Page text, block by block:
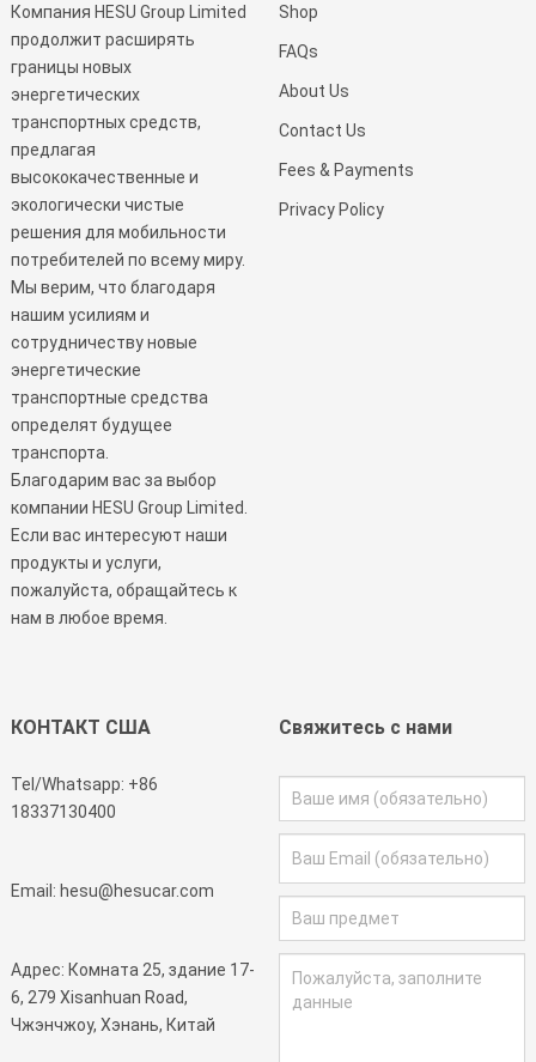
Компания HESU Group Limited
продолжит расширять
границы новых
энергетических
транспортных средств,
предлагая
высококачественные и
экологически чистые
решения для мобильности
потребителей по всему миру.
Мы верим, что благодаря
нашим усилиям и
сотрудничеству новые
энергетические
транспортные средства
определят будущее
транспорта.
Благодарим вас за выбор
компании HESU Group Limited.
Если вас интересуют наши
продукты и услуги,
пожалуйста, обращайтесь к
нам в любое время.
Shop
FAQs
About Us
Contact Us
Fees & Payments
Privacy Policy
КОНТАКТ США
Tel/Whatsapp: +86
18337130400
Email: hesu@hesucar.com
Адрес: Комната 25, здание 17-
6, 279 Xisanhuan Road,
Чжэнчжоу, Хэнань, Китай
Свяжитесь с нами